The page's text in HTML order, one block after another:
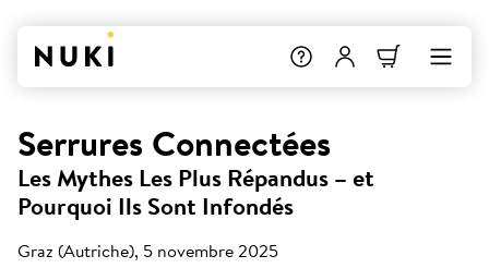
Serrures Connectées
Les Mythes Les Plus Répandus – et
Pourquoi Ils Sont Infondés
Graz (Autriche), 5 novembre 2025